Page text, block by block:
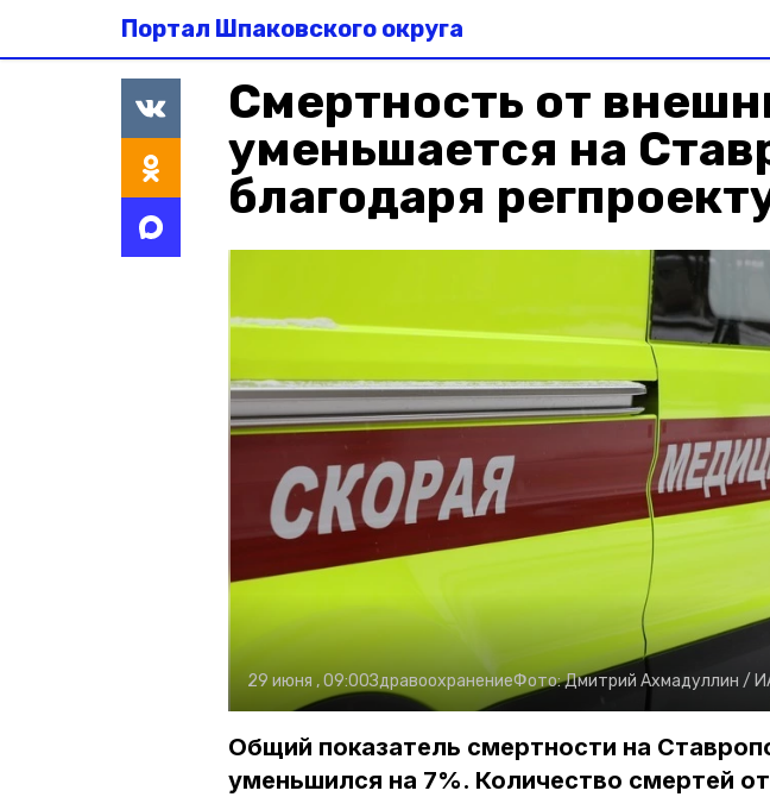
Портал Шпаковского округа
Смертность от
уменьшается на
благодаря
29 июня , 09:00ЗдравоохранениеФото:Дмитрий Ахмадуллин /
Общий показатель смертности на
уменьшился на 7%. Количество смертей